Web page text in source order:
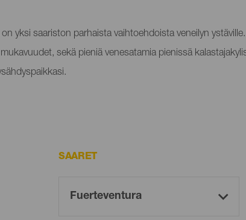
yksi saariston parhaista vaihtoehdoista veneilyn
sekä pieniä venesatamia pienissä
SAARET